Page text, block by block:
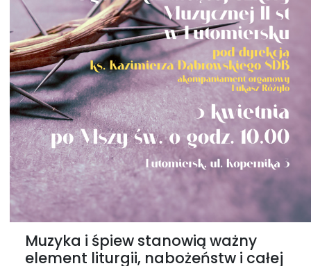
Muzyka i śpiew stanowią ważny
element liturgii, nabożeństw i całej